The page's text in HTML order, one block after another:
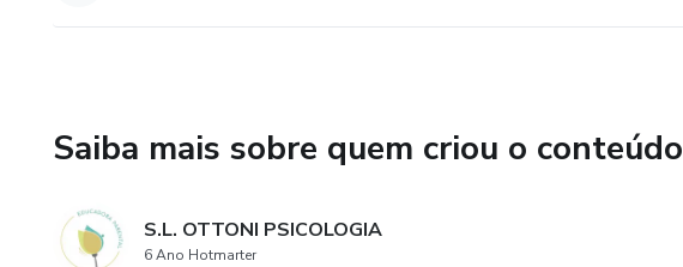
Saiba mais sobre quem criou o conteúdo
S.L. OTTONI PSICOLOGIA
6 Ano Hotmarter